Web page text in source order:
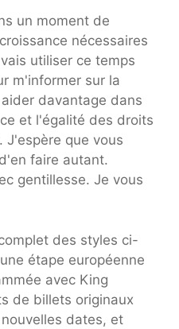
un moment de
nécessaires
utiliser ce temps
m'informer sur la
davantage dans
et l'égalité des droits
J'espère que vous
faire autant.
gentillesse. Je vous
des styles ci-
étape européenne
avec King
de billets originaux
dates, et